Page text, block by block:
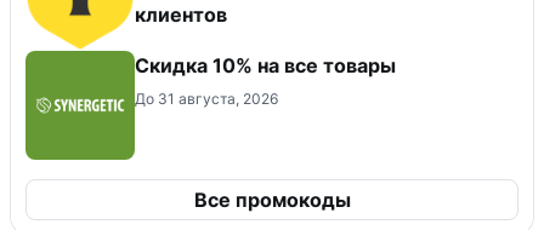
клиентов
Скидка 10% на все товары
До 31 августа, 2026
Все промокоды